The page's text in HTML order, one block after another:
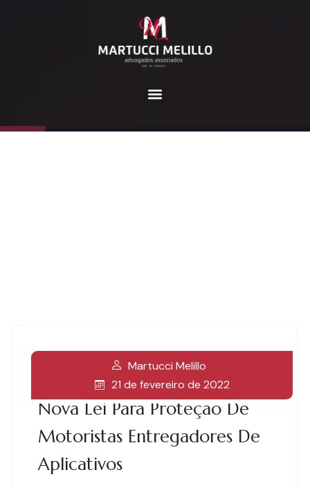
medidas
Nova Lei Para Proteção De
Motoristas Entregadores De
Aplicativos
Martucci Melillo
21 de fevereiro de 2022